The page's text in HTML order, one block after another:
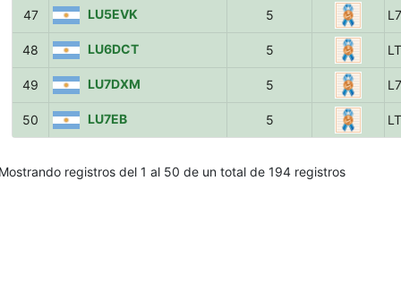
47 LU5EVK 5
48 LU6DCT 5
49 LU7DXM 5
50 LU7EB 5
registros del 1 al 50 de un total de 194 registros